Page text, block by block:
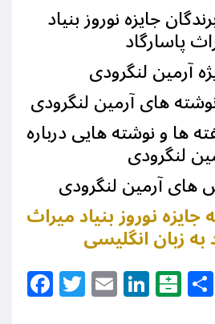
جایزه نوروز بنیاد
پاسارگاد
آرمین لنگرودی
های آرمین لنگرودی
ها و نوشته هایی درباره
لنگرودی
های آرمین لنگرودی
نوروز بنیاد میراث
Facebook
Twitter
Email